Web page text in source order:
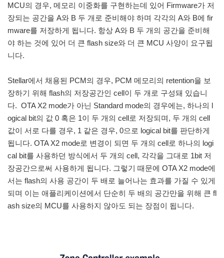
MCU의 경우, 메모리 이중화를 구현하는데 있어 Firmware가 저
장되는 공간을 A와 B 두 개로 준비해야 하며 각각의 A와 B에 fir
mware를 저장하게 됩니다. 항상 A와 B 두 개의 공간을 준비해
야 하는 것에 있어 더 큰 flash size와 더 큰 MCU 사양이 요구됩
니다.
Stellar에서 채용된 PCM의 경우, PCM 메모리의 retention을 보
장하기 위해 flash의 저장공간인 cell이 두 개로 구성돼 있습니
다. OTA X2 mode가 아닌 Standard mode의 경우에는, 하나의 l
ogical bit의 값 0 혹은 1이 두 개의 cell로 저장되며, 두 개의 cell
값이 서로 다를 경우, 1 같은 경우, 0으로 logical bit를 판단하게
됩니다. OTA X2 mode로 변경이 되면 두 개의 cell로 하나의 logi
cal bit를 사용하던 방식에서 두 개의 cell, 각각을 그대로 1bit 저
장공간으로써 사용하게 됩니다. 그렇기 때문에 OTA X2 mode에
서는 flash의 사용 공간이 두 배로 늘어나는 효과를 가질 수 있게
되며 이는 애플리케이션에서 단순히 두 배의 공간만을 위해 큰 fl
ash size의 MCU를 사용하지 않아도 되는 장점이 됩니다.